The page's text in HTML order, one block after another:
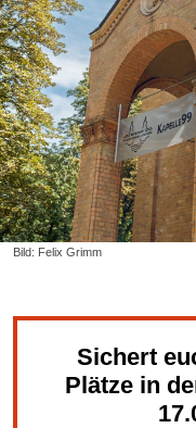
Bild: Felix Grimm
Sichert euch die letzten freien
Plätze in